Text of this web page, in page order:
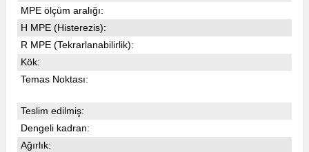
MPE ölçüm aralığı:
H MPE (Histerezis):
R MPE (Tekrarlanabilirlik):
Kök:
Temas Noktası:
Teslim edilmiş:
Dengeli kadran:
Ağırlık: